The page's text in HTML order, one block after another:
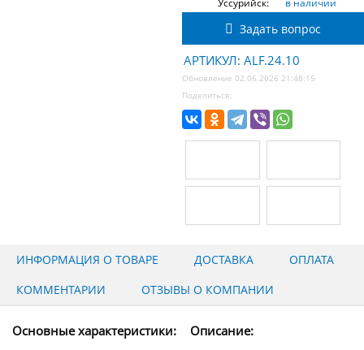
Уссурийск:
в наличии
Задать вопрос
АРТИКУЛ: ALF.24.10
Обновление 02.06.2026 21:48:15
Поделиться:
ИНФОРМАЦИЯ О ТОВАРЕ ДОСТАВКА
ОПЛАТА
КОММЕНТАРИИ
ОТЗЫВЫ О КОМПАНИИ
Основные характеристики: Описание: